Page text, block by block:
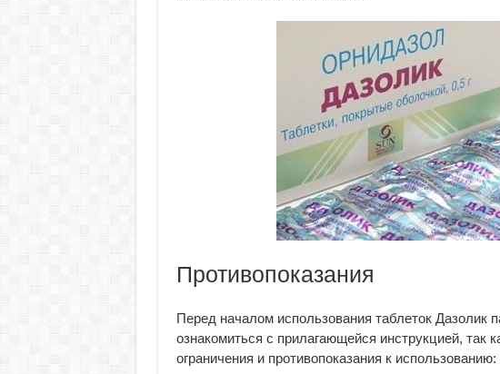
Противопоказания
Перед началом использования таблеток Дазолик
ознакомиться с прилагающейся инструкцией, так
ограничения и противопоказания к использованию: